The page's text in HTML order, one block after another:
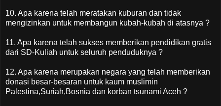
10. Apa karena telah meratakan kuburan dan tidak
mengizinkan untuk membangun kubah-kubah di atasnya ?
11. Apa karena telah sukses memberikan pendidikan gratis
dari SD-Kuliah untuk seluruh penduduknya ?
12. Apa karena merupakan negara yang telah memberikan
donasi besar-besaran untuk kaum muslimin
Palestina,Suriah,Bosnia dan korban tsunami Aceh ?